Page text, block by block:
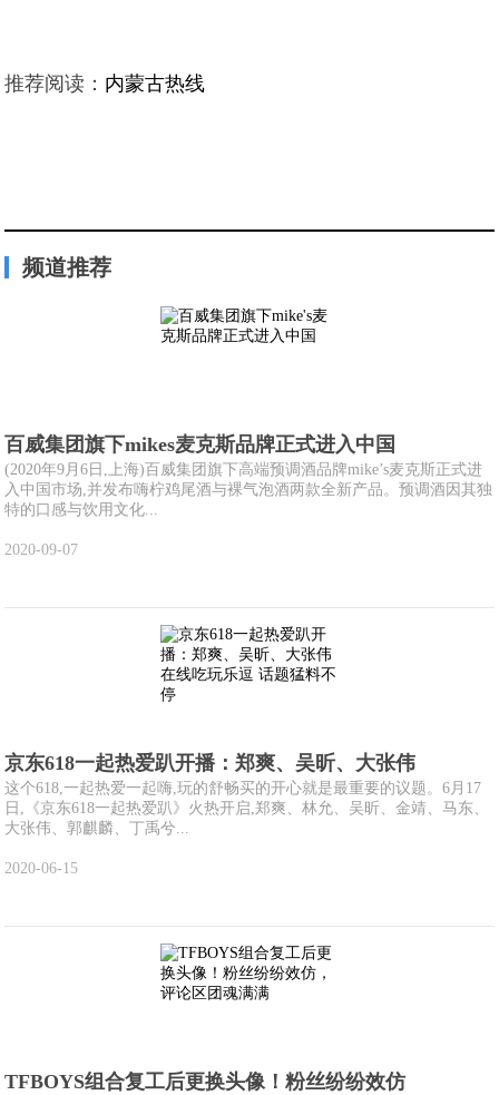
推荐阅读： 内蒙古热线
频道推荐
百威集团旗下mikes麦克斯品牌正式进入中国
(2020年9月6日,上海)百威集团旗下高端预调酒品牌mike’s麦克斯正式进
入中国市场,并发布嗨柠鸡尾酒与裸气泡酒两款全新产品。预调酒因其独
特的口感与饮用文化...
2020-09-07
京东618一起热爱趴开播：郑爽、吴昕、大张伟
这个618,一起热爱一起嗨,玩的舒畅买的开心就是最重要的议题。6月17
日,《京东618一起热爱趴》火热开启,郑爽、林允、吴昕、金靖、马东、
大张伟、郭麒麟、丁禹兮...
2020-06-15
TFBOYS组合复工后更换头像！粉丝纷纷效仿